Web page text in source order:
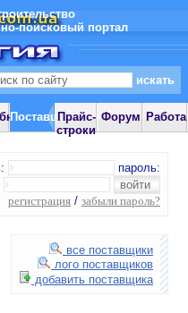
поисковый портал
Поставщики
Прайс-
строки
Форум Работа
пароль:
регистрация / забыли пароль?
все поставщики
лого поставщиков
добавить поставщика